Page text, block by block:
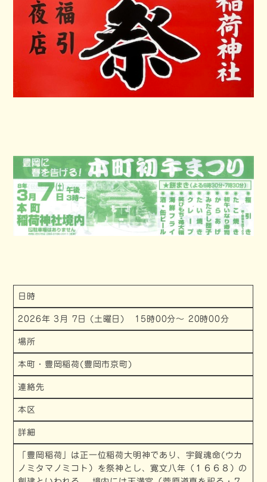
日時
2026年 3月 7日 (土曜日) 15時00分～ 20時00分
場所
本町・豊岡稲荷(豊岡市京町)
連絡先
本区
詳細
「豊岡稲荷」は正一位稲荷大明神であり、宇賀魂命(ウカ
ノミタマノミコト）を祭神とし、寛文八年（１６６８）の